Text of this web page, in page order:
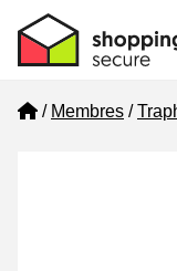
Home
Membres